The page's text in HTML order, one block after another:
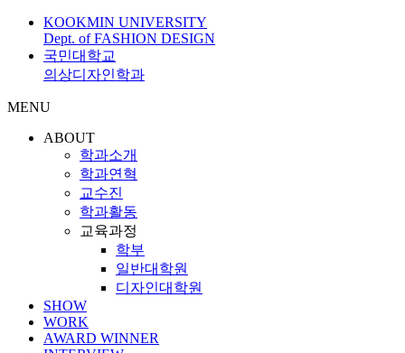
KOOKMIN UNIVERSITY
Dept. of FASHION DESIGN
국민대학교
의상디자인학과
MENU
ABOUT
학과소개
학과연혁
교수진
학과활동
교육과정
학부
일반대학원
디자인대학원
SHOW
WORK
AWARD WINNER